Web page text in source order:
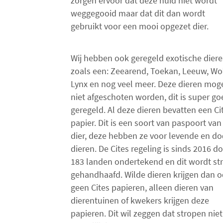
weggegooid maar dat dit dan wordt
gebruikt voor een mooi opgezet dier.
Wij hebben ook geregeld exotische
zoals een: Zeearend, Toekan, Leeuw,
Lynx en nog veel meer. Deze dieren
niet afgeschoten worden, dit is super
geregeld. Al deze dieren bevatten een
papier. Dit is een soort van paspoort
dier, deze hebben ze voor levende en
dieren. De Cites regeling is sinds 2016
183 landen ondertekend en dit wordt
gehandhaafd. Wilde dieren krijgen dan
geen Cites papieren, alleen dieren van
dierentuinen of kwekers krijgen deze
papieren. Dit wil zeggen dat stropen niet